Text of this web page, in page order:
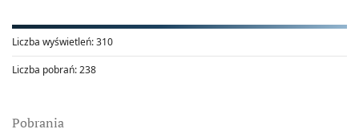
Liczba wyświetleń:310
Liczba pobrań:238
Pobrania